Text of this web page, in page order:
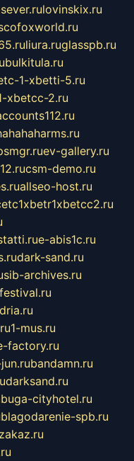
lovinskix.ru
liura.ruglasspb.ru
bulkitula.ru
1-xbetti-5.ru
xbetcc-2.ru
ev-gallery.ru
csm-demo.ru
allseo-host.ru
e-abis1c.ru
dark-sand.ru
sib-archives.ru
1-mus.ru
factory.ru
bandamn.ru
darksand.ru
cityhotel.ru
blagodarenie-spb.ru